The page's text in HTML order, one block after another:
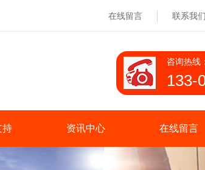
在线留言 联系我们
咨询热线：
133-
持 资讯中心 在线留言